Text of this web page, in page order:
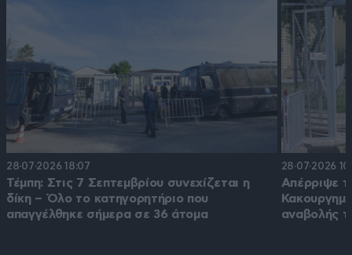
28·07·2026 18:07
Τέμπη: Στις 7 Σεπτεμβρίου συνεχίζεται η
δίκη – Όλο το κατηγορητήριο που
απαγγέλθηκε σήμερα σε 36 άτομα
28·07·2026
Απέρριψε
αναβολής